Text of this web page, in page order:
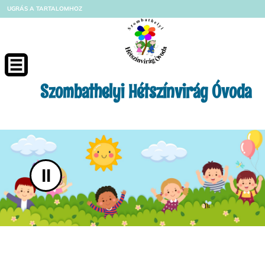
UGRÁS A TARTALOMHOZ
Szombathelyi Hétszínvirág Óvoda
II